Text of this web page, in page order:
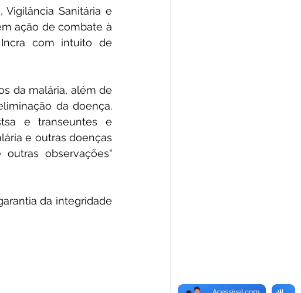
Vigilância Sanitária e
ação de combate à
com intuito de
da malária, além de
da doença.
e transeuntes e
e outras doenças
observações"
da integridade